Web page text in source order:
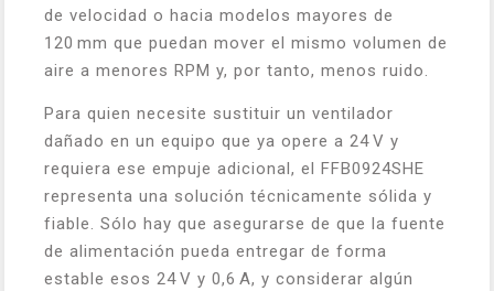
de velocidad o hacia modelos mayores de
120 mm que puedan mover el mismo volumen de
aire a menores RPM y, por tanto, menos ruido.
Para quien necesite sustituir un ventilador
dañado en un equipo que ya opere a 24 V y
requiera ese empuje adicional, el FFB0924SHE
representa una solución técnicamente sólida y
fiable. Sólo hay que asegurarse de que la fuente
de alimentación pueda entregar de forma
estable esos 24 V y 0,6 A, y considerar algún